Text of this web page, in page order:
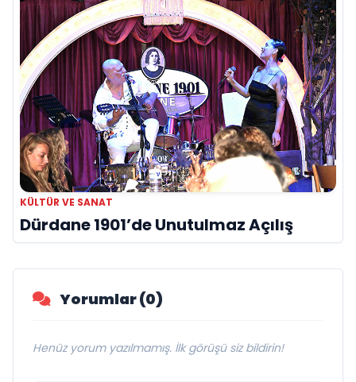
KÜLTÜR VE SANAT
Dürdane 1901’de Unutulmaz Açılış
Yorumlar (0)
Henüz yorum yazılmamış. İlk görüşü siz bildirin!